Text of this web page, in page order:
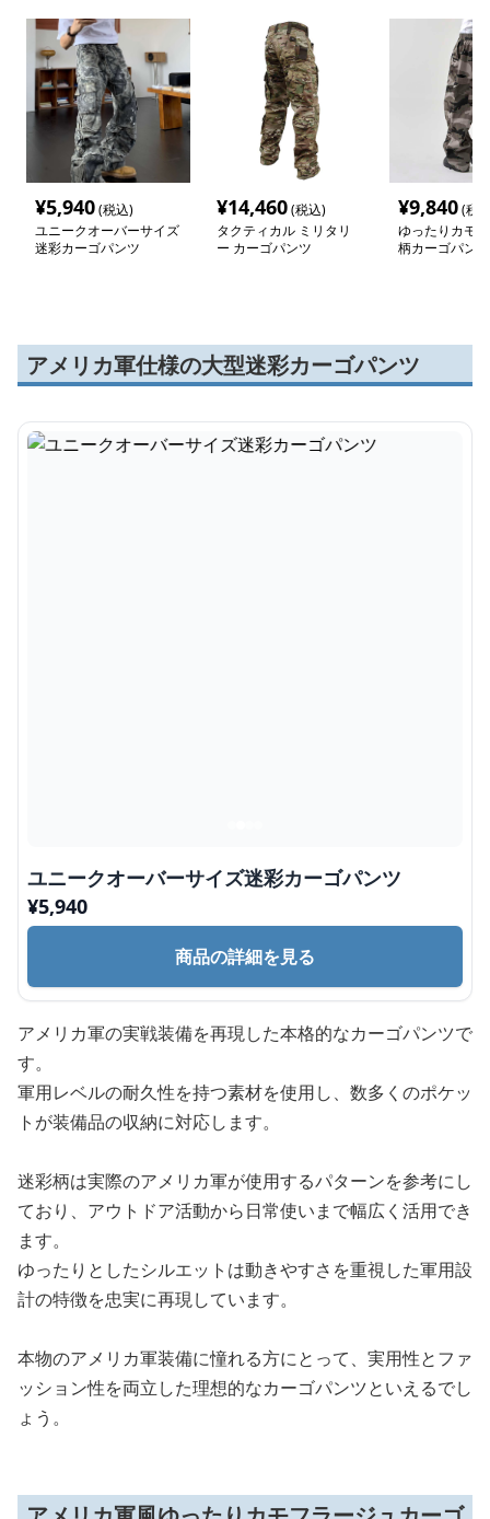
¥5,940(税込)
ユニークオーバーサイズ
迷彩カーゴパンツ
¥14,460(税込)
タクティカル ミリタリ
ー カーゴパンツ
¥9,840(税
ゆったりカモ
柄カーゴパンツ
アメリカ軍仕様の大型迷彩カーゴパンツ
ユニークオーバーサイズ迷彩カーゴパンツ
¥5,940
商品の詳細を見る
アメリカ軍の実戦装備を再現した本格的なカーゴパンツで
す。
軍用レベルの耐久性を持つ素材を使用し、数多くのポケッ
トが装備品の収納に対応します。
迷彩柄は実際のアメリカ軍が使用するパターンを参考にし
ており、アウトドア活動から日常使いまで幅広く活用でき
ます。
ゆったりとしたシルエットは動きやすさを重視した軍用設
計の特徴を忠実に再現しています。
本物のアメリカ軍装備に憧れる方にとって、実用性とファ
ッション性を両立した理想的なカーゴパンツといえるでし
ょう。